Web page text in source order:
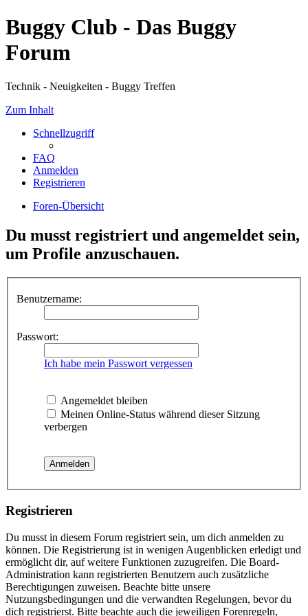
Buggy Club - Das Buggy
Forum
Technik - Neuigkeiten - Buggy Treffen
Zum Inhalt
Schnellzugriff
FAQ
Anmelden
Registrieren
Foren-Übersicht
Du musst registriert und angemeldet sein,
um Profile anzuschauen.
Benutzername:
Passwort:
Ich habe mein Passwort vergessen
Angemeldet bleiben
Meinen Online-Status während dieser Sitzung
verbergen
Registrieren
Du musst in diesem Forum registriert sein, um dich anmelden zu
können. Die Registrierung ist in wenigen Augenblicken erledigt und
ermöglicht dir, auf weitere Funktionen zuzugreifen. Die Board-
Administration kann registrierten Benutzern auch zusätzliche
Berechtigungen zuweisen. Beachte bitte unsere
Nutzungsbedingungen und die verwandten Regelungen, bevor du
dich registrierst. Bitte beachte auch die jeweiligen Forenregeln,